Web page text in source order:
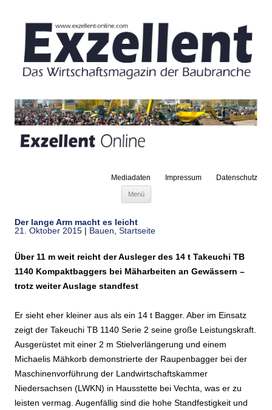
Mediadaten Impressum Datenschutz
Menü
Der lange Arm macht es leicht
21. Oktober 2015 | Bauen Startseite
Über 11 m weit reicht der Ausleger des 14 t Takeuchi TB
1140 Kompaktbaggers bei Mäharbeiten an Gewässern –
trotz weiter Auslage standfest
Er sieht eher kleiner aus als ein 14 t Bagger. Aber im Einsatz
zeigt der Takeuchi TB 1140 Serie 2 seine große Leistungskraft.
Ausgerüstet mit einer 2 m Stielverlängerung und einem
Michaelis Mähkorb demonstrierte der Raupenbagger bei der
Maschinenvorführung der Landwirtschaftskammer
Niedersachsen (LWKN) in Hausstette bei Vechta, was er zu
leisten vermag. Augenfällig sind die hohe Standfestigkeit und